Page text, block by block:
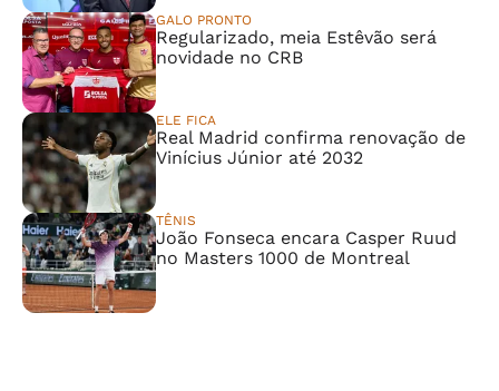
GALO PRONTO
Regularizado, meia Estêvão será
novidade no CRB
ELE FICA
Real Madrid confirma renovação de
Vinícius Júnior até 2032
TÊNIS
João Fonseca encara Casper Ruud
no Masters 1000 de Montreal